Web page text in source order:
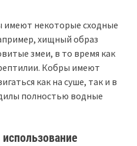
имеют некоторые сходные
хищный образ
змеи, в то время как
Кобры имеют
как на суше, так и в
полностью водные